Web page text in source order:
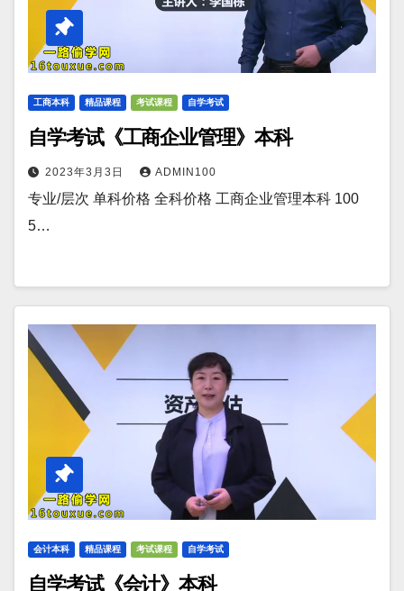
工商本科 精品课程 考试课程 自学考试
自学考试《工商企业管理》本科
2023年3月3日 ADMIN100
专业/层次 单科价格 全科价格 工商企业管理本科 100
5…
会计本科 精品课程 考试课程 自学考试
自学考试《会计》本科